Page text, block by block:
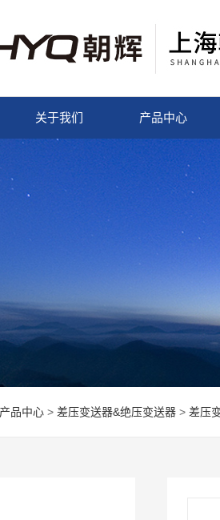
关于我们 产品中心
产品中心 > 差压变送器&绝压变送器 > 差压